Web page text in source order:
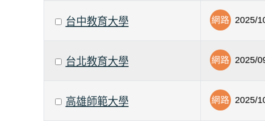
台中教育大學 網路 2025/
台北教育大學 網路 2025/
高雄師範大學 網路 2025/